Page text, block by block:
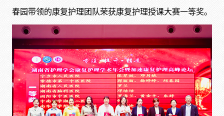
春园带领的康复护理团队荣获康复护理授课大赛一等奖。